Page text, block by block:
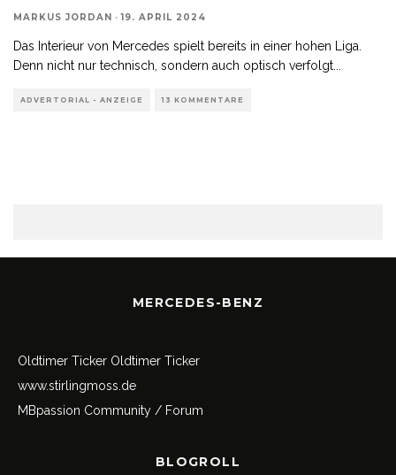
MARKUS JORDAN · 19. APRIL 2024
Das Interieur von Mercedes spielt bereits in einer hohen Liga.
Denn nicht nur technisch, sondern auch optisch verfolgt...
ADVERTORIAL - ANZEIGE 13 KOMMENTARE
MERCEDES-BENZ
Oldtimer Ticker Oldtimer Ticker
www.stirlingmoss.de
MBpassion Community / Forum
BLOGROLL